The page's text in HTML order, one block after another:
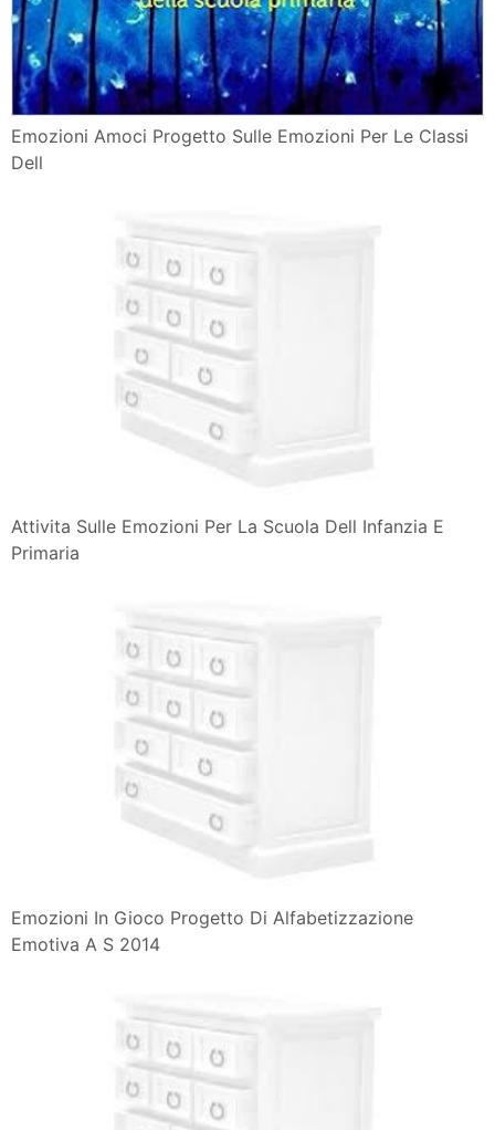
Emozioni Amoci Progetto Sulle Emozioni Per Le Classi
Dell
Attivita Sulle Emozioni Per La Scuola Dell Infanzia E
Primaria
Emozioni In Gioco Progetto Di Alfabetizzazione
Emotiva A S 2014